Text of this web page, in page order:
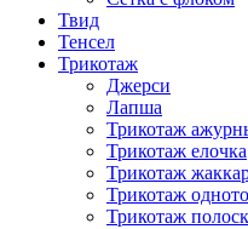
Твид
Тенсел
Трикотаж
Джерси
Лапша
Трикотаж
Трикотаж елочка
Трикотаж
Трикотаж
Трикотаж